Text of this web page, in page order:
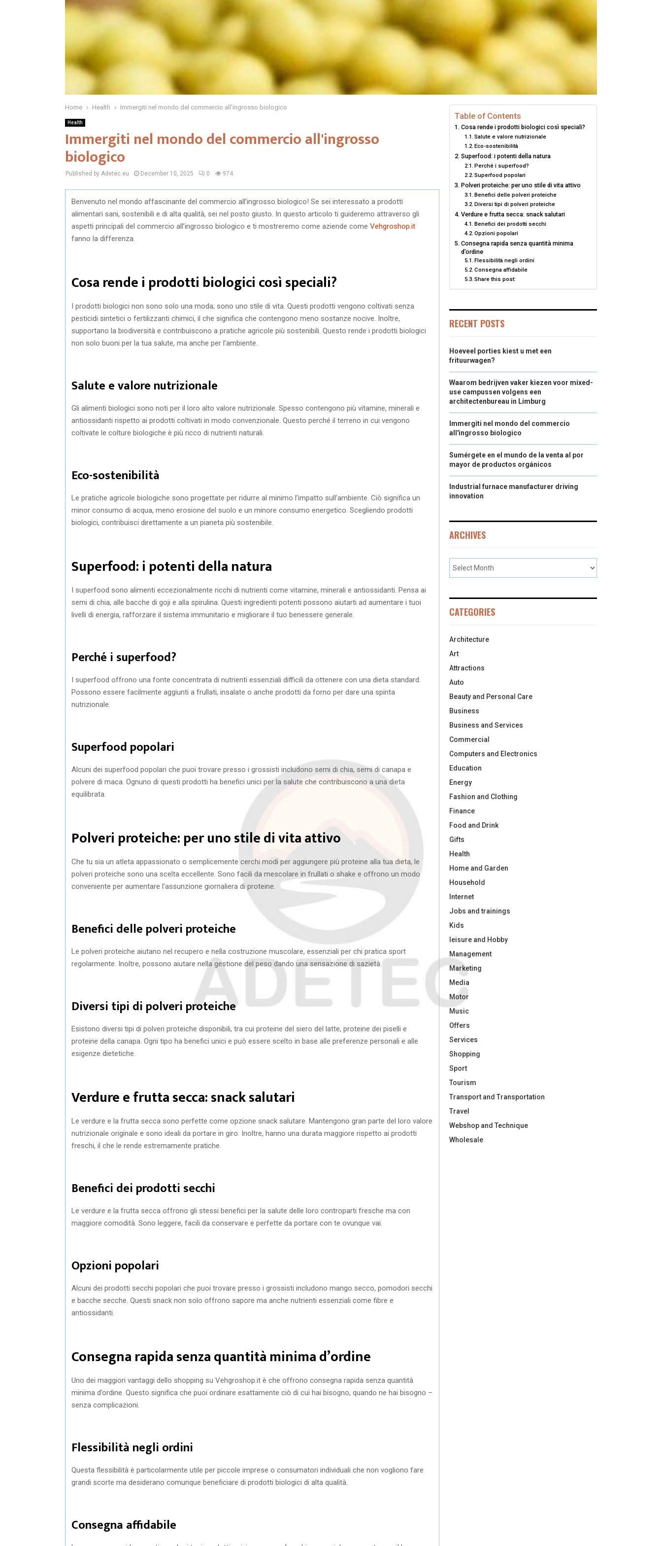
Home Health Immergiti nel mondo del commercio all'ingrosso biologico
Health
Immergiti nel mondo del commercio all'ingrosso
biologico
Published by Adetec.eu December 10, 2025 0 974
Benvenuto nel mondo affascinante del commercio all’ingrosso biologico! Se sei interessato a prodotti
alimentari sani, sostenibili e di alta qualità, sei nel posto giusto. In questo articolo ti guideremo attraverso gli
aspetti principali del commercio all’ingrosso biologico e ti mostreremo come aziende come Vehgroshop.it
fanno la differenza.
Cosa rende i prodotti biologici così speciali?
I prodotti biologici non sono solo una moda; sono uno stile di vita. Questi prodotti vengono coltivati senza
pesticidi sintetici o fertilizzanti chimici, il che significa che contengono meno sostanze nocive. Inoltre,
supportano la biodiversità e contribuiscono a pratiche agricole più sostenibili. Questo rende i prodotti biologici
non solo buoni per la tua salute, ma anche per l’ambiente.
Salute e valore nutrizionale
Gli alimenti biologici sono noti per il loro alto valore nutrizionale. Spesso contengono più vitamine, minerali e
antiossidanti rispetto ai prodotti coltivati in modo convenzionale. Questo perché il terreno in cui vengono
coltivate le colture biologiche è più ricco di nutrienti naturali.
Eco-sostenibilità
Le pratiche agricole biologiche sono progettate per ridurre al minimo l’impatto sull’ambiente. Ciò significa un
minor consumo di acqua, meno erosione del suolo e un minore consumo energetico. Scegliendo prodotti
biologici, contribuisci direttamente a un pianeta più sostenibile.
Superfood: i potenti della natura
I superfood sono alimenti eccezionalmente ricchi di nutrienti come vitamine, minerali e antiossidanti. Pensa ai
semi di chia, alle bacche di goji e alla spirulina. Questi ingredienti potenti possono aiutarti ad aumentare i tuoi
livelli di energia, rafforzare il sistema immunitario e migliorare il tuo benessere generale.
Perché i superfood?
I superfood offrono una fonte concentrata di nutrienti essenziali difficili da ottenere con una dieta standard.
Possono essere facilmente aggiunti a frullati, insalate o anche prodotti da forno per dare una spinta
nutrizionale.
Superfood popolari
Alcuni dei superfood popolari che puoi trovare presso i grossisti includono semi di chia, semi di canapa e
polvere di maca. Ognuno di questi prodotti ha benefici unici per la salute che contribuiscono a una dieta
equilibrata.
Polveri proteiche: per uno stile di vita attivo
Che tu sia un atleta appassionato o semplicemente cerchi modi per aggiungere più proteine alla tua dieta, le
polveri proteiche sono una scelta eccellente. Sono facili da mescolare in frullati o shake e offrono un modo
conveniente per aumentare l’assunzione giornaliera di proteine.
Benefici delle polveri proteiche
Le polveri proteiche aiutano nel recupero e nella costruzione muscolare, essenziali per chi pratica sport
regolarmente. Inoltre, possono aiutare nella gestione del peso dando una sensazione di sazietà.
Diversi tipi di polveri proteiche
Esistono diversi tipi di polveri proteiche disponibili, tra cui proteine del siero del latte, proteine dei piselli e
proteine della canapa. Ogni tipo ha benefici unici e può essere scelto in base alle preferenze personali e alle
esigenze dietetiche.
Verdure e frutta secca: snack salutari
Le verdure e la frutta secca sono perfette come opzione snack salutare. Mantengono gran parte del loro valore
nutrizionale originale e sono ideali da portare in giro. Inoltre, hanno una durata maggiore rispetto ai prodotti
freschi, il che le rende estremamente pratiche.
Benefici dei prodotti secchi
Le verdure e la frutta secca offrono gli stessi benefici per la salute delle loro controparti fresche ma con
maggiore comodità. Sono leggere, facili da conservare e perfette da portare con te ovunque vai.
Opzioni popolari
Alcuni dei prodotti secchi popolari che puoi trovare presso i grossisti includono mango secco, pomodori secchi
e bacche secche. Questi snack non solo offrono sapore ma anche nutrienti essenziali come fibre e
antiossidanti.
Consegna rapida senza quantità minima d’ordine
Uno dei maggiori vantaggi dello shopping su Vehgroshop.it è che offrono consegna rapida senza quantità
minima d’ordine. Questo significa che puoi ordinare esattamente ciò di cui hai bisogno, quando ne hai bisogno –
senza complicazioni.
Flessibilità negli ordini
Questa flessibilità è particolarmente utile per piccole imprese o consumatori individuali che non vogliono fare
grandi scorte ma desiderano comunque beneficiare di prodotti biologici di alta qualità.
Consegna affidabile
Table of Contents
Cosa rende i prodotti biologici così speciali?
Salute e valore nutrizionale
Eco-sostenibilità
Superfood: i potenti della natura
Perché i superfood?
Superfood popolari
Polveri proteiche: per uno stile di vita attivo
Benefici delle polveri proteiche
Diversi tipi di polveri proteiche
Verdure e frutta secca: snack salutari
Benefici dei prodotti secchi
Opzioni popolari
Consegna rapida senza quantità minima
d’ordine
Flessibilità negli ordini
Consegna affidabile
Share this post:
RECENT POSTS
Hoeveel porties kiest u met een
frituurwagen?
Waarom bedrijven vaker kiezen voor mixed-
use campussen volgens een
architectenbureau in Limburg
Immergiti nel mondo del commercio
all'ingrosso biologico
Sumérgete en el mundo de la venta al por
mayor de productos orgánicos
Industrial furnace manufacturer driving
innovation
ARCHIVES
CATEGORIES
Architecture
Art
Attractions
Auto
Beauty and Personal Care
Business
Business and Services
Commercial
Computers and Electronics
Education
Energy
Fashion and Clothing
Finance
Food and Drink
Gifts
Health
Home and Garden
Household
Internet
Jobs and trainings
Kids
leisure and Hobby
Management
Marketing
Media
Motor
Music
Offers
Services
Shopping
Sport
Tourism
Transport and Transportation
Travel
Webshop and Technique
Wholesale